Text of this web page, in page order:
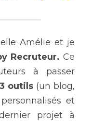
Amélie et je
Recruteur. Ce
à passer
3 outils (un blog,
et
projet à